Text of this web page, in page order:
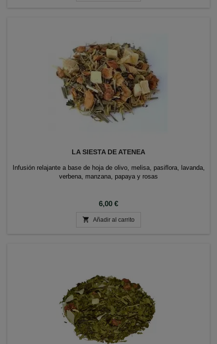
LA SIESTA DE ATENEA
Infusión relajante a base de hoja de olivo, melisa, pasiflora, lavanda,
verbena, manzana, papaya y rosas
Precio
6,00 €
 Añadir al carrito